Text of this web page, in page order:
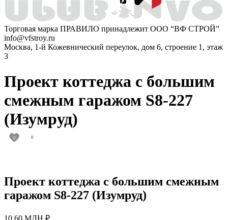
Торговая марка ПРАВИЛО принадлежит ООО “ВФ СТРОЙ”
info@vfstroy.ru
Москва, 1-й Кожевнический переулок, дом 6, строение 1, этаж
3
Проект коттеджа с большим
смежным гаражом S8-227
(Изумруд)
0 0
Проект коттеджа с большим смежным
гаражом S8-227 (Изумруд)
10,60 МЛН ₽